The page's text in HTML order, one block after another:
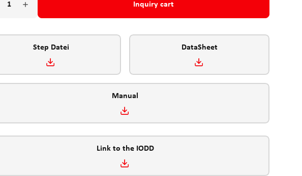
Inquiry cart
Step Datei DataSheet
Manual
Link to the IODD